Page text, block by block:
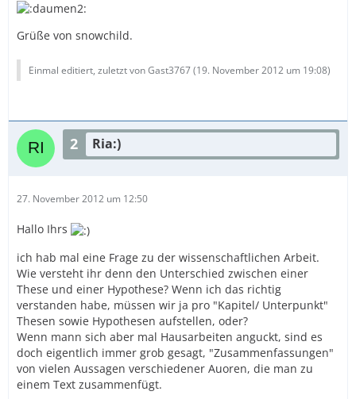
Grüße von snowchild.
Einmal editiert, zuletzt von Gast3767 (19. November 2012 um 19:08)
2 Ria:)
27. November 2012 um 12:50
Hallo Ihrs
ich hab mal eine Frage zu der wissenschaftlichen Arbeit.
Wie versteht ihr denn den Unterschied zwischen einer
These und einer Hypothese? Wenn ich das richtig
verstanden habe, müssen wir ja pro "Kapitel/ Unterpunkt"
Thesen sowie Hypothesen aufstellen, oder?
Wenn mann sich aber mal Hausarbeiten anguckt, sind es
doch eigentlich immer grob gesagt, "Zusammenfassungen"
von vielen Aussagen verschiedener Auoren, die man zu
einem Text zusammenfügt.